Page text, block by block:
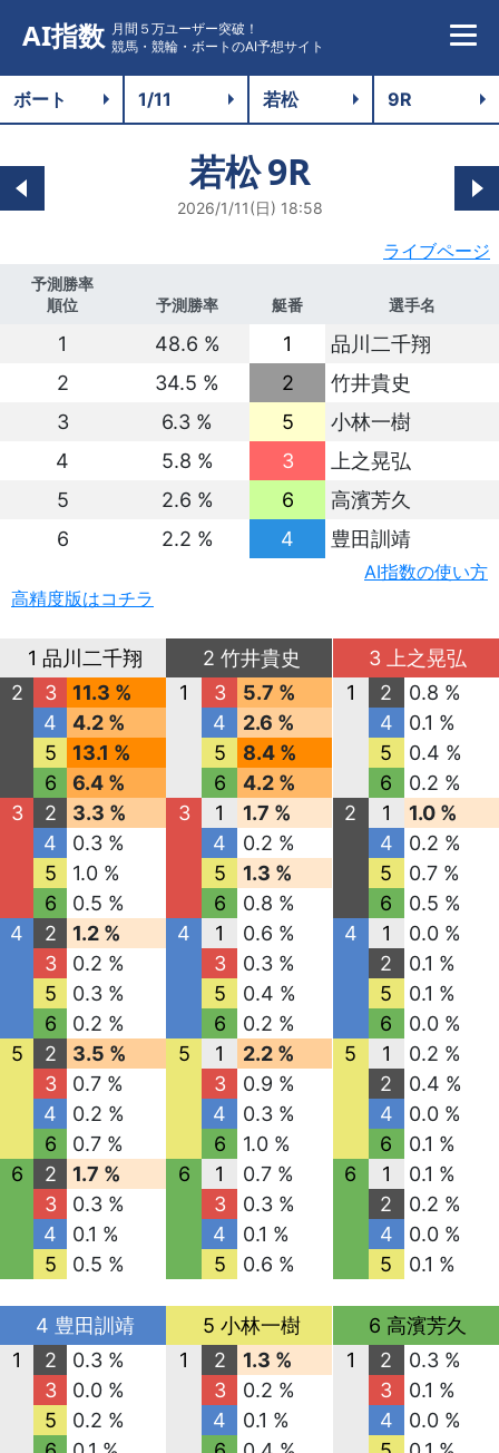
AI指数 月間５万ユーザー突破！
競馬・競輪・ボートのAI予想サイト
若松9R
2026/1/11(日) 18:58
ライブページ
予測勝率
順位
予測勝率 艇番 選手名
1 48.6 % 1
品川二千翔
2
34.5 % 2
竹井貴史
3
6.3 % 5
小林一樹
4
5.8 % 3
上之晃弘
5
2.6 % 6
高濱芳久
6
2.2 % 4 豊田訓靖
AI指数の使い方
高精度版はコチラ
1 品川二千翔
2
3
11.3 %
4
4.2 %
5
13.1 %
6
6.4 %
3
2
3.3 %
4
0.3 %
5
1.0 %
6
0.5 %
4
2
1.2 %
3
0.2 %
5
0.3 %
6
0.2 %
5
2
3.5 %
3
0.7 %
4
0.2 %
6
0.7 %
6
2
1.7 %
3
0.3 %
4
0.1 %
5
0.5 %
2 竹井貴史
1
3
5.7 %
4
2.6 %
5
8.4 %
6
4.2 %
3
1
1.7 %
4
0.2 %
5
1.3 %
6
0.8 %
4
1
0.6 %
3
0.3 %
5
0.4 %
6
0.2 %
5
1
2.2 %
3
0.9 %
4
0.3 %
6
1.0 %
6
1
0.7 %
3
0.3 %
4
0.1 %
5
0.6 %
3 上之晃弘
1
2
0.8 %
4
0.1 %
5
0.4 %
6
0.2 %
2
1
1.0 %
4
0.2 %
5
0.7 %
6
0.5 %
4
1
0.0 %
2
0.1 %
5
0.1 %
6
0.0 %
5
1
0.2 %
2
0.4 %
4
0.0 %
6
0.1 %
6
1
0.1 %
2
0.2 %
4
0.0 %
5
0.1 %
4 豊田訓靖
1
2
0.3 %
3
0.0 %
5
0.2 %
5 小林一樹
1
2
1.3 %
3
0.2 %
4
0.1 %
6 高濱芳久
1
2
0.3 %
3
0.1 %
4
0.0 %